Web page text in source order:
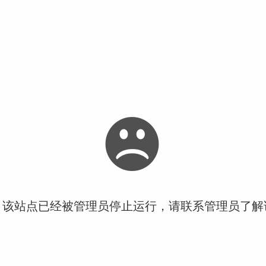
站点已经被管理员停止运行，请联系管理员了